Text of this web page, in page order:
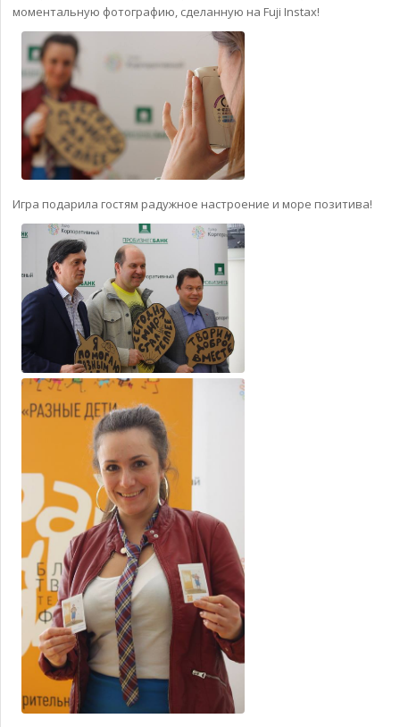
моментальную фотографию, сделанную на Fuji Instax!
Игра подарила гостям радужное настроение и море позитива!